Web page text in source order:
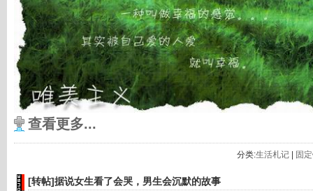
查看更多...
分类:生活札记 | 固
[转帖]据说女生看了会哭，男生会沉默的故事